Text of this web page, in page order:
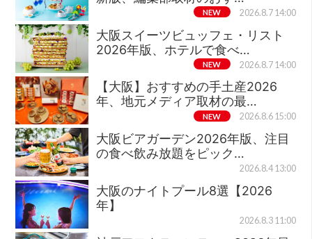
NEW 2026.8.7 14:00
大阪スイーツビュッフェ・リスト
2026年版、ホテルで食べ…
NEW 2026.8.7 14:00
【大阪】おすすめの手土産2026
年、地元メディア取材の最…
NEW 2026.8.6 15:00
大阪ビアガーデン2026年版、注目
の食べ飲み放題をピック…
2026.8.4 13:00
大阪のナイトプール8選【2026
年】
2026.8.3 11:00